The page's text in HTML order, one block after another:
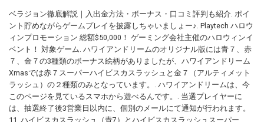
ベラジョン徹底解説｜入出金方法・ボーナス・口コミ評判も紹介. ポイ
ント貯めながらゲームプレイを披露しちゃいましょー♪. Playtech ハロウ
ィンプロモーション 総額$50,000！ ゲーミング会社主催のハロウィンイ
ベント！ 対象ゲーム. ハワイアンドリームのオリジナル版には青７、赤
７、金７の3種類のボーナス絵柄がありましたが、ハワイアンドリーム
Xmasでは赤７スーパーハイビスカスラッシュと金７（アルティメット
ラッシュ）の２種類のみとなっています。. ハワイアンドリームは、今
このページを見ているスマホから遊べるんです。. 当選プレイヤーに
は、抽選終了後3営業日以内に、個別のメールにて通知が行われます。
11. ハイビスカスラッシュ（青7）とハイビスカスラッシュスーパー